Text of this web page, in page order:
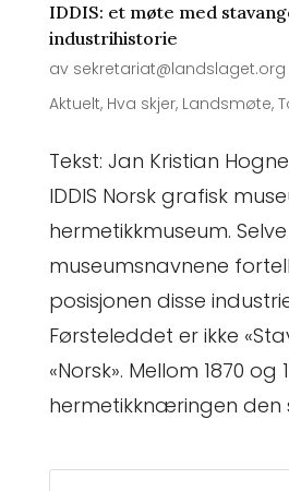
IDDIS: et møte med
industrihistorie
av sekretariat@landslaget.org
Aktuelt, Hva skjer, Landsmøte,
Tekst: Jan Kristian
IDDIS Norsk grafisk
hermetikkmuseum. Selve
museumsnavnene
posisjonen disse
Førsteleddet er ikke
«Norsk». Mellom 1870 og
hermetikknæringen den